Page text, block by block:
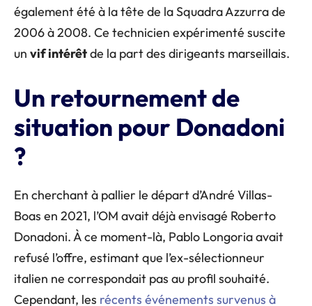
également été à la tête de la Squadra Azzurra de
2006 à 2008. Ce technicien expérimenté suscite
un vif intérêtde la part des dirigeants marseillais.
Un retournement de
situation pour Donadoni
?
En cherchant à pallier le départ d’André Villas-
Boas en 2021, l’OM avait déjà envisagé Roberto
Donadoni. À ce moment-là, Pablo Longoria avait
refusé l’offre, estimant que l’ex-sélectionneur
italien ne correspondait pas au profil souhaité.
Cependant, les récents événements survenus à